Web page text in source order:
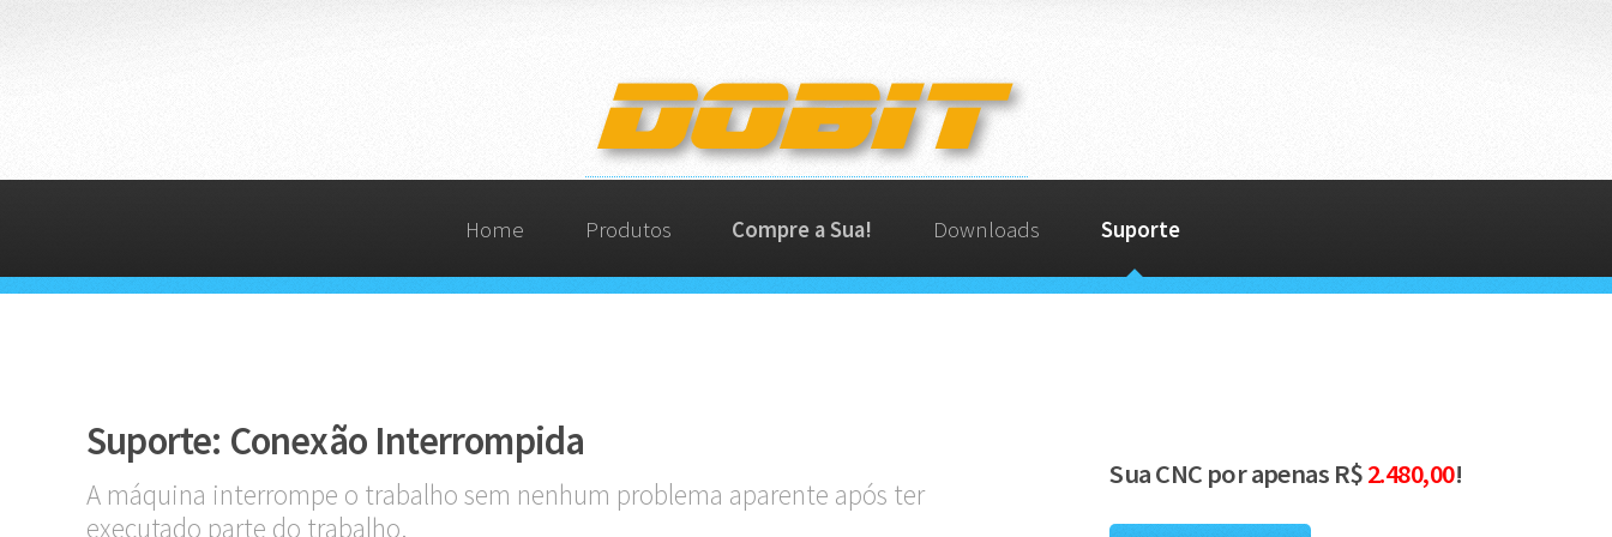
Home Produtos Compre a Sua! Downloads Suporte
Suporte: Conexão Interrompida
A máquina interrompe o trabalho sem nenhum problema aparente após ter
executado parte do trabalho.
Sua CNC por apenas R$2.480,00!